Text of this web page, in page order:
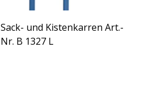
Sack- und Kistenkarren Art.-
Nr. B 1327 L